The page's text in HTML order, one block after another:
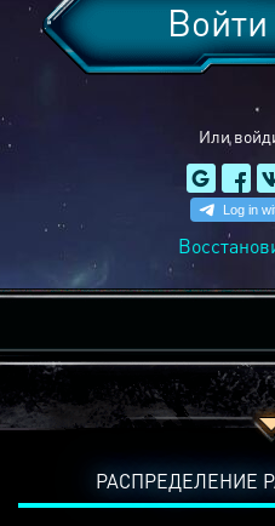
Или
Войти
РАСПРЕДЕЛЕНИЕ